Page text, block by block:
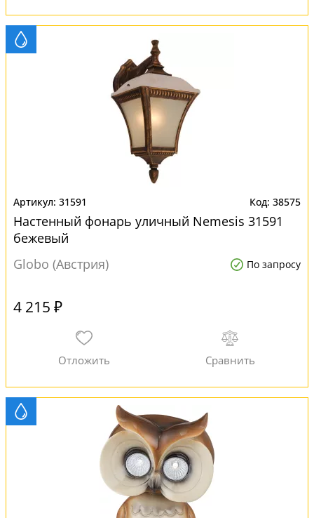
31591 38575
Настенный фонарь уличный Nemesis 31591
бежевый
Globo (Австрия)
По запросу
4 215 ₽